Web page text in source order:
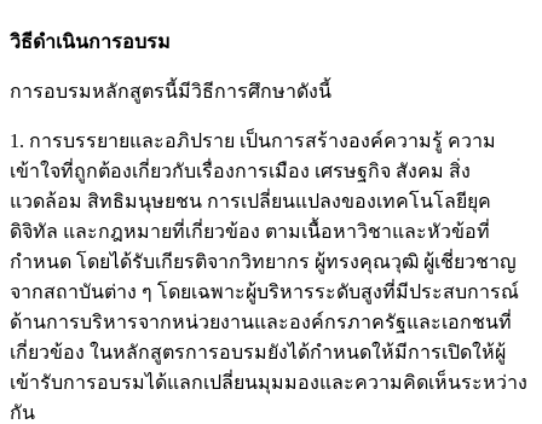
วิธีดำเนินการอบรม
การอบรมหลักสูตรนี้มีวิธีการศึกษาดังนี้
1. การบรรยายและอภิปราย เป็นการสร้างองค์ความรู้ ความ
เข้าใจที่ถูกต้องเกี่ยวกับเรื่องการเมือง เศรษฐกิจ สังคม สิ่ง
แวดล้อม สิทธิมนุษยชน การเปลี่ยนแปลงของเทคโนโลยียุค
ดิจิทัล และกฎหมายที่เกี่ยวข้อง ตามเนื้อหาวิชาและหัวข้อที่
กำหนด โดยได้รับเกียรติจากวิทยากร ผู้ทรงคุณวุฒิ ผู้เชี่ยวชาญ
จากสถาบันต่าง ๆ โดยเฉพาะผู้บริหารระดับสูงที่มีประสบการณ์
ด้านการบริหารจากหน่วยงานและองค์กรภาครัฐและเอกชนที่
เกี่ยวข้อง ในหลักสูตรการอบรมยังได้กำหนดให้มีการเปิดให้ผู้
เข้ารับการอบรมได้แลกเปลี่ยนมุมมองและความคิดเห็นระหว่าง
กัน